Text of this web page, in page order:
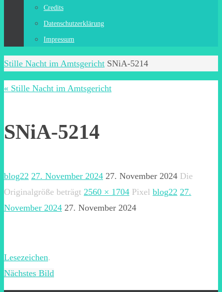
Credits
Datenschutzerklärung
Impressum
Start
Stille Nacht im Amtsgericht SNiA-5214
« Stille Nacht im Amtsgericht
SNiA-5214
blog22 27. November 2024 27. November 2024 Die
Originalgröße beträgt 2560 × 1704 Pixel blog22 27.
November 2024 27. November 2024
Lesezeichen.
Nächstes Bild